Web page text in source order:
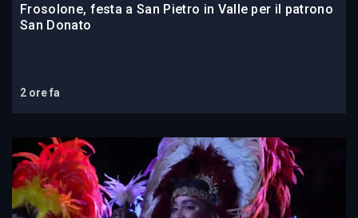
Frosolone, festa a San Pietro in Valle per il patrono
San Donato
2 ore fa